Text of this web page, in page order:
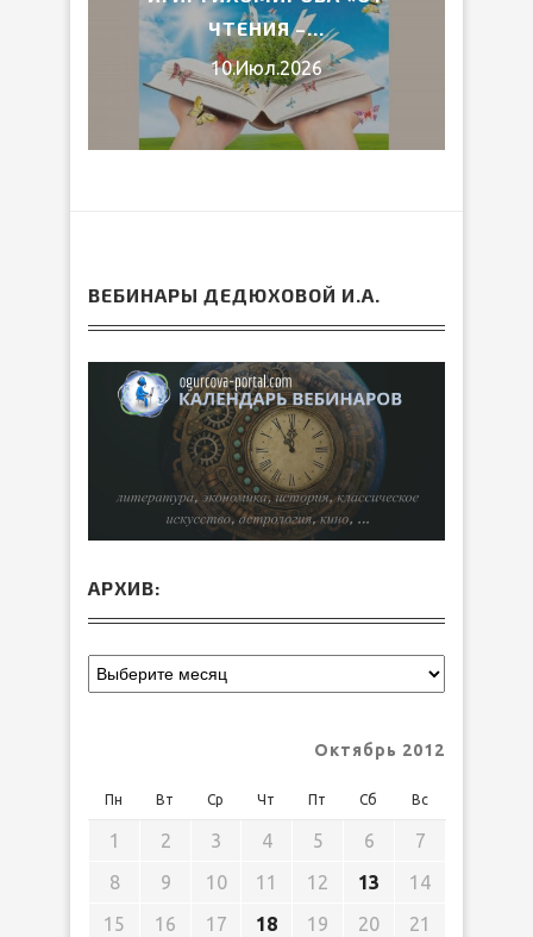
ЧТЕНИЯ –...
10.Июл.2026
ВЕБИНАРЫ ДЕДЮХОВОЙ И.А.
АРХИВ:
Октябрь 2012
Пн Вт Ср Чт Пт Сб Вс
1 2 3 4 5 6
7
8
9 10 11 12 13
14
15
16 17 18 19 20
21